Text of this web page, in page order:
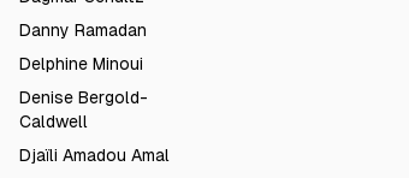
Danny Ramadan
Delphine Minoui
Denise Bergold-
Caldwell
Djaïli Amadou Amal